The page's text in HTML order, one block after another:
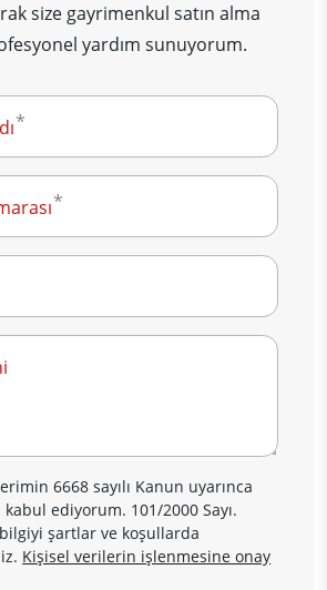
size gayrimenkul satın alma
yardım sunuyorum.
6668 sayılı Kanun uyarınca
ediyorum. 101/2000 Sayı.
şartlar ve koşullarda
Kişisel verilerin işlenmesine onay